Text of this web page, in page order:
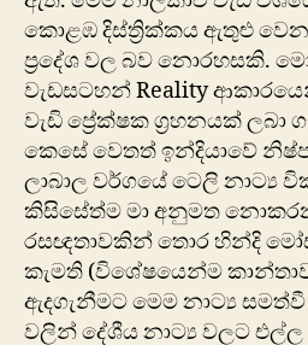
කොළඹ දිස්ත්‍රික්කය ඇතුළු
ප්‍රදේශ වල බව නොරහසකි.
වැඩසටහන් Reality
වැඩි ප්‍රේක්ෂක ග්‍රහනයක් ලබා
කෙසේ වෙතත් ඉන්දියාවේ
ලාබාල වර්ගයේ ටෙලි නාට්‍ය
කිසිසේත්ම මා අනුමත
රසඥතාවකින් තොර හින්දි
කැමති (විශේෂයෙන්ම
ඇදගැනීමට මෙම නාට්‍ය
වලින් දේශීය නාට්‍ය වලට